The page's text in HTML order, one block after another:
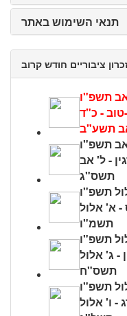
תנאי השימוש באתר
ציבוריים חודש קרוב
אב תשפ"ו
טוב - כ"ד
תשע"ב
תשפ"ו
- ל' אב
תשס"ג
תשפ"ו
- א' אלול
תשמ"ו
תשפ"ו
- ג' אלול
תשס"ח
תשפ"ו
- ו' אלול